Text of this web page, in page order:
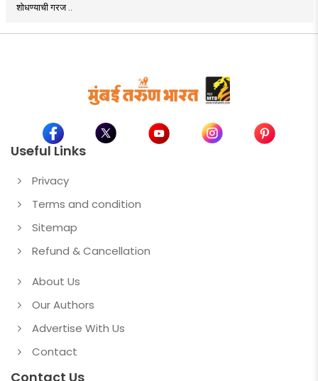
शोधण्याची गरज ..
Useful Links
Privacy
Terms and condition
Sitemap
Refund & Cancellation
About Us
Our Authors
Advertise With Us
Contact
Contact Us